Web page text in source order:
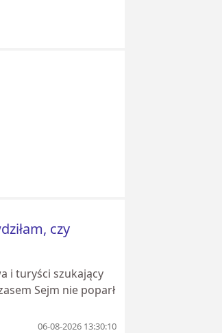
czy
i turyści szukający
Sejm nie poparł
06-08-2026 13:30:10